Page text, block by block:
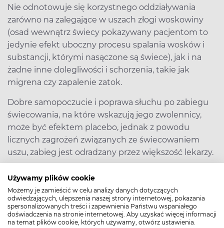
Używamy plików cookie
Możemy je zamieścić w celu analizy danych dotyczących
odwiedzających, ulepszenia naszej strony internetowej, pokazania
spersonalizowanych treści i zapewnienia Państwu wspaniałego
doświadczenia na stronie internetowej. Aby uzyskać więcej informacji
na temat plików cookie, których używamy, otwórz ustawienia.
Nie odnotowuje się korzystnego oddziaływania
zarówno na zalegające w uszach złogi woskowiny
(osad wewnątrz świecy pokazywany pacjentom to
jedynie efekt uboczny procesu spalania wosków i
substancji, którymi nasączone są świece), jak i na
żadne inne dolegliwości i schorzenia, takie jak
migrena czy zapalenie zatok.
Dobre samopoczucie i poprawa słuchu po zabiegu
świecowania, na które wskazują jego zwolennicy,
może być efektem placebo, jednak z powodu
licznych zagrożeń związanych ze świecowaniem
uszu, zabieg jest odradzany przez większość lekarzy.
>> Medycyna naturalna - wszystko, co musisz
wiedzieć